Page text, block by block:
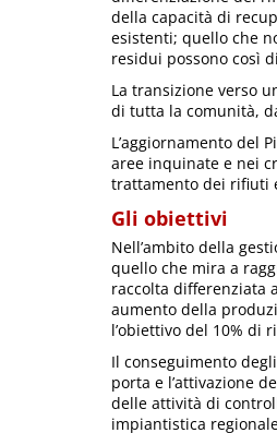
della capacità di
esistenti; quello che
residui possono così
La transizione verso
di tutta la comunità,
L’aggiornamento del
aree inquinate e nei
trattamento dei rifiuti
Gli obiettivi
Nell’ambito della
quello che mira a
raccolta differenziata
aumento della
l’obiettivo del 10% di
Il conseguimento
porta e l’attivazione
delle attività di
impiantistica